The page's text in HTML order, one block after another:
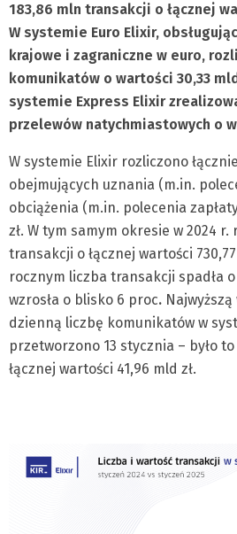
183,86 mln transakcji o łącznej
W systemie Euro Elixir,
krajowe i zagraniczne w euro,
komunikatów o wartości 30,33
systemie Express Elixir
przelewów natychmiastowych o
W systemie Elixir rozliczono
obejmujących uznania (m.in.
obciążenia (m.in. polecenia
zł. W tym samym okresie w 2024 r.
transakcji o łącznej wartości
rocznym liczba transakcji spadła
wzrosła o blisko 6 proc.
dzienną liczbę komunikatów w
przetworzono 13 stycznia – było
łącznej wartości 41,96 mld zł.